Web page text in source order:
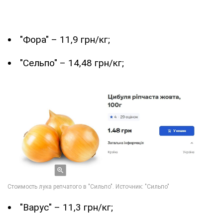
"Фора" – 11,9 грн/кг;
"Сельпо" – 14,48 грн/кг;
"Варус" – 11,3 грн/кг;